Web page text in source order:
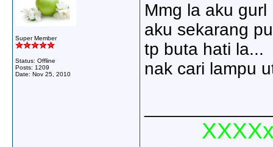
Super Member
Status: Offline
Posts: 1209
Date: Nov 25, 2010
Mmg la aku
aku sekarang
tp buta hati la...
nak cari lampu